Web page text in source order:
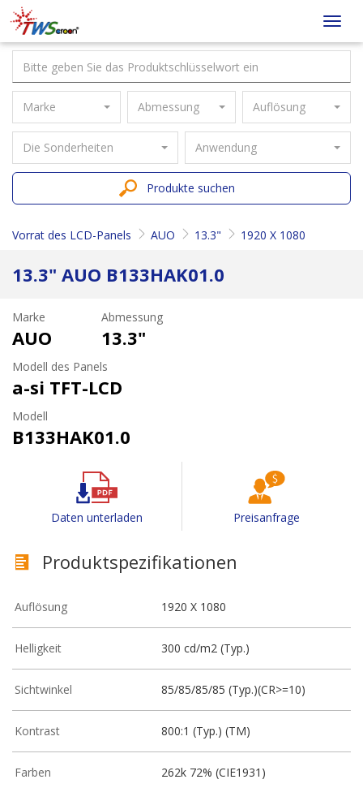
Taiwan
Screen
Marke Abmessung Auflösung
Die Sonderheiten Anwendung
Produkte suchen
Vorrat des LCD-Panels AUO 13.3" 1920 X 1080
13.3" AUO B133HAK01.0
Marke
AUO
Abmessung
13.3"
Modell des Panels
a-si TFT-LCD
Modell
B133HAK01.0
Daten unterladen Preisanfrage
Produktspezifikationen
Auflösung 1920 X 1080
Helligkeit 300 cd/m2 (Typ.)
Sichtwinkel 85/85/85/85 (Typ.)(CR>=10)
Kontrast 800:1 (Typ.) (TM)
Farben 262k 72% (CIE1931)